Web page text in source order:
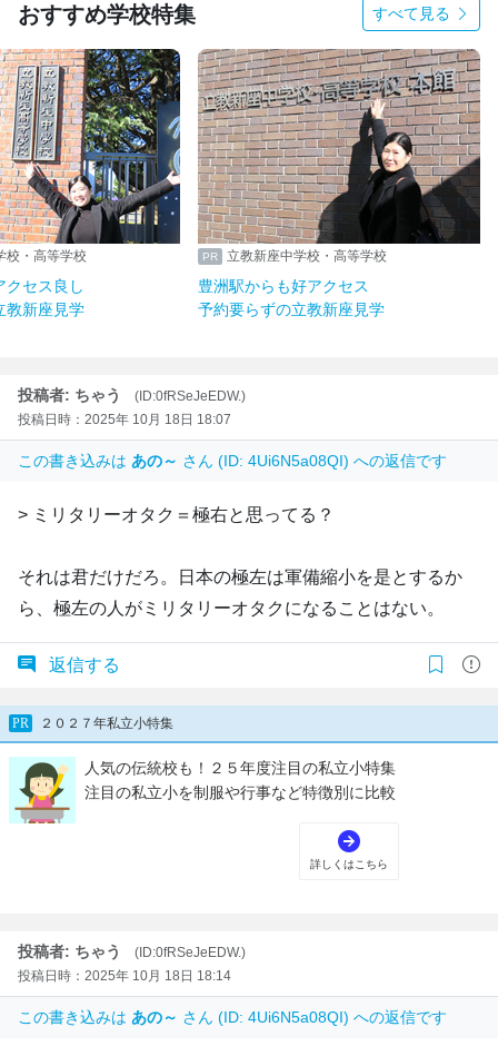
おすすめ学校特集 すべて見る
校・高等学校
クセス良し
教新座見学
立教新座中学校・高等学校
豊洲駅からも好アクセス
予約要らずの立教新座見学
投稿者: ちゃう
(ID:0fRSeJeEDW.)
投稿日時：2025年 10月 18日 18:07
この書き込みは あの～ さん (ID: 4Ui6N5a08QI) への返信です
> ミリタリーオタク＝極右と思ってる？
それは君だけだろ。日本の極左は軍備縮小を是とするか
ら、極左の人がミリタリーオタクになることはない。
返信する
投稿者: ちゃう
(ID:0fRSeJeEDW.)
投稿日時：2025年 10月 18日 18:14
この書き込みは あの～ さん (ID: 4Ui6N5a08QI) への返信です